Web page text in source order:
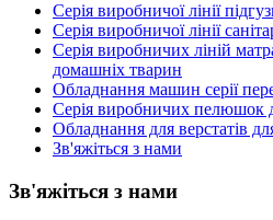
Серія виробничої лінії
Серія виробничої лінії
Серія виробничих ліній
домашніх тварин
Обладнання машин серії
Серія виробничих пелюшок
Обладнання для верстатів
Зв'яжіться з нами
Зв'яжіться з нами